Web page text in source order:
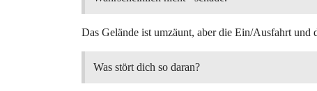
Das Gelände ist umzäunt, aber die Ein/Ausfahrt und
Was stört dich so daran?